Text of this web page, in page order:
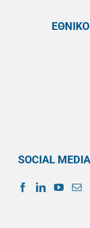
SOCIAL MEDIA